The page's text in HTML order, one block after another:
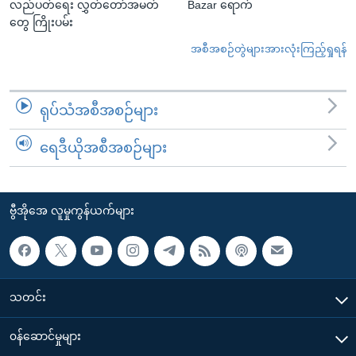
လည်ပတ်ရေး လွှတ်တော်အမတ်
တွေ ကြိုးပမ်း
Bazar ရောက်
အစီအစဉ်တွဲများအားလုံးကြည့်ရှုရန်
ရုပ်သံအစီအစဉ်များ
ရေဒီယိုအစီအစဉ်များ
ဗွီအိုအေ လူမှုကွန်ယက်များ
သတင်း
၀န်ဆောင်မှုများ